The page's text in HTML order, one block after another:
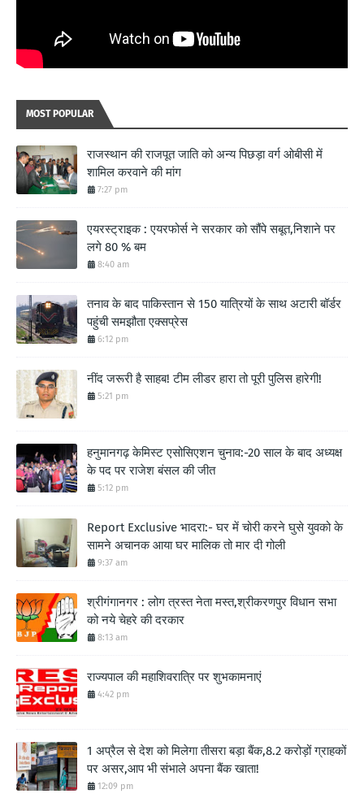
MOST POPULAR
राजस्थान की राजपूत जाति को अन्य पिछड़ा वर्ग ओबीसी में
शामिल करवाने की मांग
7:27 pm
एयरस्ट्राइक : एयरफोर्स ने सरकार को सौंपे सबूत,निशाने पर
लगे 80 % बम
8:40 am
तनाव के बाद पाकिस्तान से 150 यात्रियों के साथ अटारी बॉर्डर
पहुंची समझौता एक्सप्रेस
6:12 pm
नींद जरूरी है साहब! टीम लीडर हारा तो पूरी पुलिस हारेगी!
5:21 pm
हनुमानगढ़ केमिस्ट एसोसिएशन चुनाव:-20 साल के बाद अध्यक्ष
के पद पर राजेश बंसल की जीत
5:12 pm
Report Exclusive भादरा:- घर में चोरी करने घुसे युवको के
सामने अचानक आया घर मालिक तो मार दी गोली
9:37 am
श्रीगंगानगर : लोग त्रस्त नेता मस्त,श्रीकरणपुर विधान सभा
को नये चेहरे की दरकार
8:13 am
राज्यपाल की महाशिवरात्रि पर शुभकामनाएं
4:42 pm
1 अप्रैल से देश को मिलेगा तीसरा बड़ा बैंक,8.2 करोड़ों ग्राहकों
पर असर,आप भी संभाले अपना बैंक खाता!
12:09 pm